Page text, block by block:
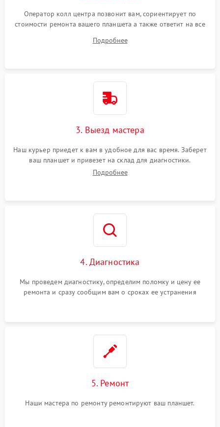
Оператор колл центра позвонит вам, сориентирует по
стоимости ремонта вашего планшета а также ответит на все
Подробнее
3. Выезд мастера
Наш курьер приедет к вам в удобное для вас время. Заберет
ваш планшет и привезет на склад для диагностики.
Подробнее
4. Диагностика
Мы проведем диагностику, определим поломку и цену ее
ремонта и сразу сообщим вам о сроках ее устранения
5. Ремонт
Наши мастера по ремонту ремонтируют ваш планшет.